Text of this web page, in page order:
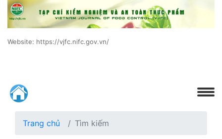
Website: https://vjfc.nifc.gov.vn/
Trang chủ Tìm kiếm